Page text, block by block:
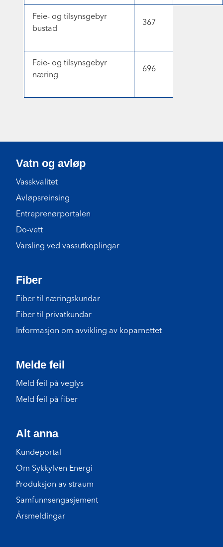
Feie- og tilsynsgebyr
bustad
367
Feie- og tilsynsgebyr
næring
696
Vatn og avløp
Vasskvalitet
Avløpsreinsing
Entreprenørportalen
Do-vett
Varsling ved vassutkoplingar
Fiber
Fiber til næringskundar
Fiber til privatkundar
Informasjon om avvikling av koparnettet
Melde feil
Meld feil på veglys
Meld feil på fiber
Alt anna
Kundeportal
Om Sykkylven Energi
Produksjon av straum
Samfunnsengasjement
Årsmeldingar